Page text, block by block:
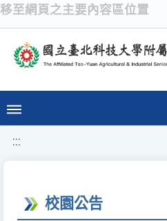
移至網頁之主要內容區位置
:::
校園公告